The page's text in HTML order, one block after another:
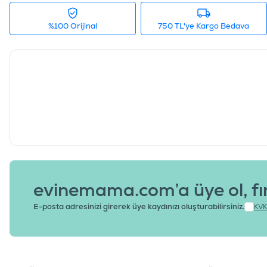
%100 Orijinal 750 TL'ye Kargo Bedava
evinemama.com’a üye ol,
E-posta adresinizi girerek üye kaydınızı oluşturabilirsiniz.